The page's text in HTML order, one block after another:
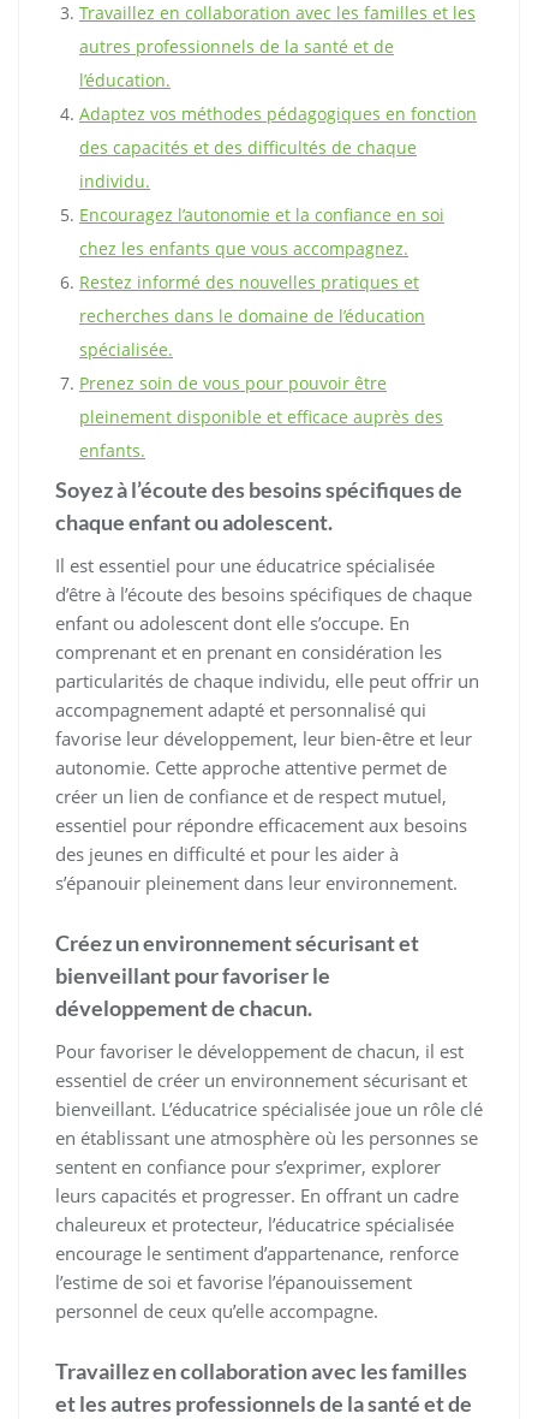
Travaillez en collaboration avec les familles et les
autres professionnels de la santé et de
l’éducation.
Adaptez vos méthodes pédagogiques en fonction
des capacités et des difficultés de chaque
individu.
Encouragez l’autonomie et la confiance en soi
chez les enfants que vous accompagnez.
Restez informé des nouvelles pratiques et
recherches dans le domaine de l’éducation
spécialisée.
Prenez soin de vous pour pouvoir être
pleinement disponible et efficace auprès des
enfants.
Soyez à l’écoute des besoins spécifiques de
chaque enfant ou adolescent.
Il est essentiel pour une éducatrice spécialisée
d’être à l’écoute des besoins spécifiques de chaque
enfant ou adolescent dont elle s’occupe. En
comprenant et en prenant en considération les
particularités de chaque individu, elle peut offrir un
accompagnement adapté et personnalisé qui
favorise leur développement, leur bien-être et leur
autonomie. Cette approche attentive permet de
créer un lien de confiance et de respect mutuel,
essentiel pour répondre efficacement aux besoins
des jeunes en difficulté et pour les aider à
s’épanouir pleinement dans leur environnement.
Créez un environnement sécurisant et
bienveillant pour favoriser le
développement de chacun.
Pour favoriser le développement de chacun, il est
essentiel de créer un environnement sécurisant et
bienveillant. L’éducatrice spécialisée joue un rôle clé
en établissant une atmosphère où les personnes se
sentent en confiance pour s’exprimer, explorer
leurs capacités et progresser. En offrant un cadre
chaleureux et protecteur, l’éducatrice spécialisée
encourage le sentiment d’appartenance, renforce
l’estime de soi et favorise l’épanouissement
personnel de ceux qu’elle accompagne.
Travaillez en collaboration avec les familles
et les autres professionnels de la santé et de